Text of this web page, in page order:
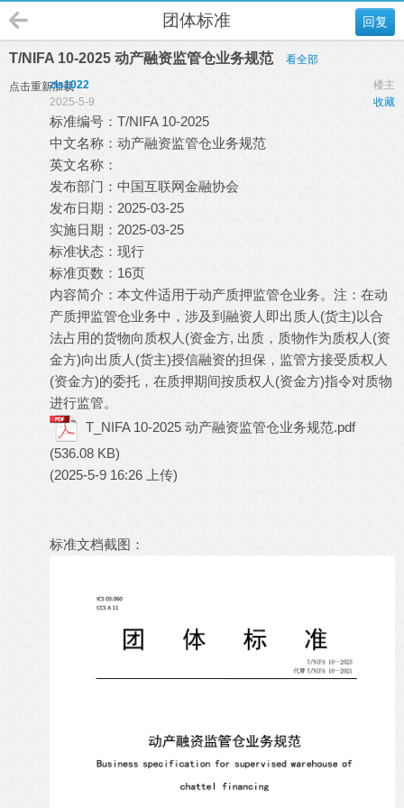
回复
团体标准
T/NIFA 10-2025 动产融资监管仓业务规范 看全部
点击重新加载 楼主
zls1022
收藏
2025-5-9
标准编号：T/NIFA 10-2025
中文名称：动产融资监管仓业务规范
英文名称：
发布部门：中国互联网金融协会
发布日期：2025-03-25
实施日期：2025-03-25
标准状态：现行
标准页数：16页
内容简介：本文件适用于动产质押监管仓业务。注：在动
产质押监管仓业务中，涉及到融资人即出质人(货主)以合
法占用的货物向质权人(资金方, 出质，质物作为质权人(资
金方)向出质人(货主)授信融资的担保，监管方接受质权人
(资金方)的委托，在质押期间按质权人(资金方)指令对质物
进行监管。
T_NIFA 10-2025 动产融资监管仓业务规范.pdf
(536.08 KB)
(2025-5-9 16:26 上传)
标准文档截图：